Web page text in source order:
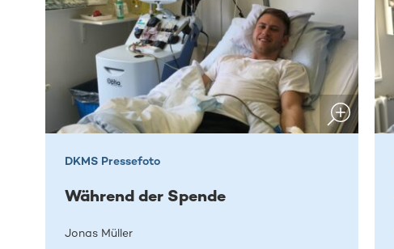
DKMS Pressefoto
Während der Spende
Jonas Müller